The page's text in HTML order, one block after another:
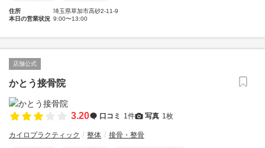
住所
埼玉県草加市高砂2-11-9
本日の営業状況 9:00〜13:00
店舗公式
かとう接骨院
3.20 口コミ 1件 写真 1枚
カイロプラクティック 整体 接骨・整骨